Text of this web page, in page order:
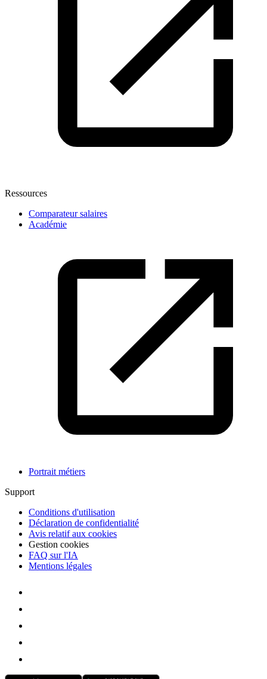
Ressources
Comparateur salaires
Académie
Portrait métiers
Support
Conditions d'utilisation
Déclaration de confidentialité
Avis relatif aux cookies
Gestion cookies
FAQ sur l'IA
Mentions légales